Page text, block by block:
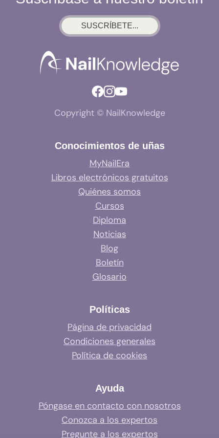
LO
QUE
REALMENTE
SUSCRÍBETE...
Copyright © NailKnowledge
Conocimientos de uñas
MyNailEra
Libros electrónicos gratuitos
Quiénes somos
Cursos
Diploma
Noticias
Blog
Boletín
Glosario
Políticas
Página de privacidad
Condiciones generales
Política de cookies
Ayuda
Póngase en contacto con nosotros
Conozca a los expertos
Pregunte a los expertos